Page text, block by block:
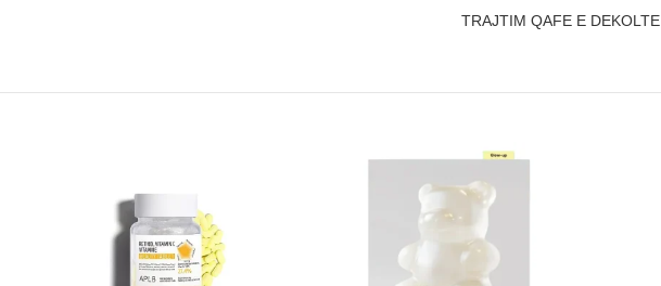
TRAJTIM QAFE E DEKOLTE